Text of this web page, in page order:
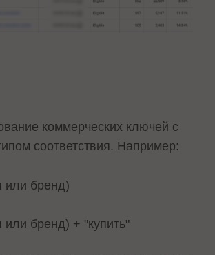
коммерческих ключей с
соответствия. Например:
или бренд)
или бренд) + "купить"